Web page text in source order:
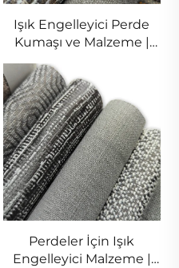
Işık Engelleyici Perde
Kumaşı ve Malzeme |
Luks Brokat Perdeler
Perdeler İçin Işık
Engelleyici Malzeme |